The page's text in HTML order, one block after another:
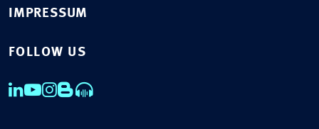
IMPRESSUM
FOLLOW US